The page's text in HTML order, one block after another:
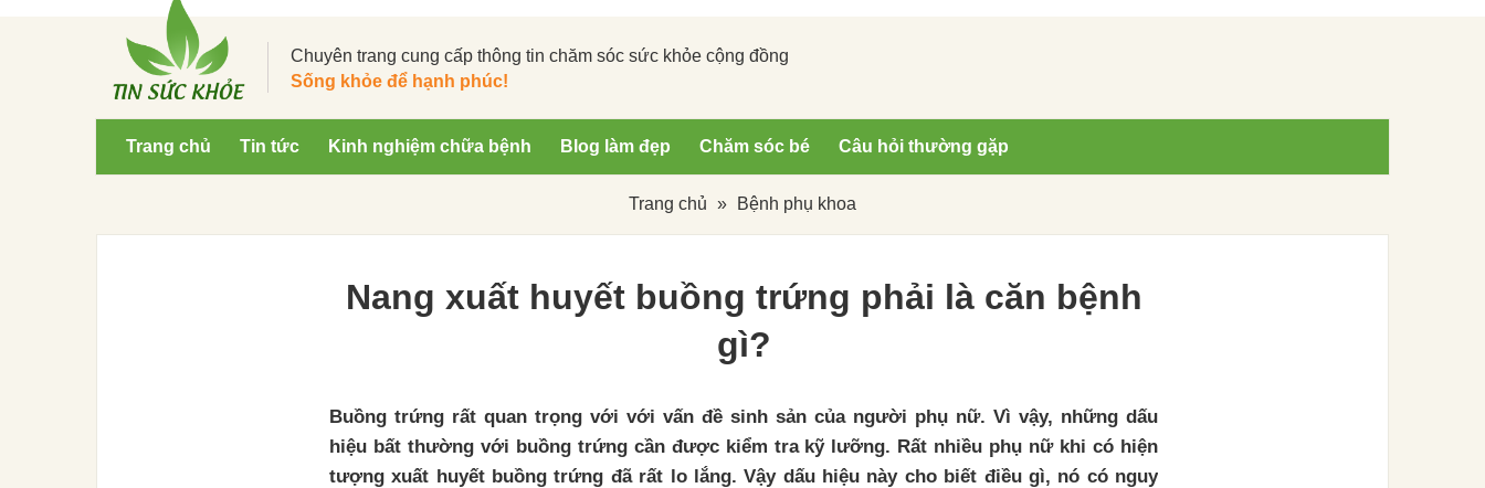
Chuyên trang cung cấp thông tin chăm sóc sức khỏe cộng đồng
Sống khỏe để hạnh phúc!
Trang chủ Tin tức Kinh nghiệm chữa bệnh Blog làm đẹp Chăm sóc bé Câu hỏi thường gặp
Trang chủ » Bệnh phụ khoa
Nang xuất huyết buồng trứng phải là căn bệnh
gì?
Buồng trứng rất quan trọng với với vấn đề sinh sản của người phụ nữ. Vì vậy, những dấu
hiệu bất thường với buồng trứng cần được kiểm tra kỹ lưỡng. Rất nhiều phụ nữ khi có hiện
tượng xuất huyết buồng trứng đã rất lo lắng. Vậy dấu hiệu này cho biết điều gì, nó có nguy